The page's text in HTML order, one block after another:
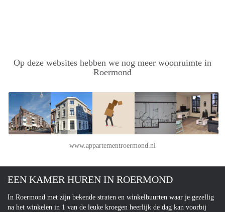
Op deze websites hebben we nog meer woonruimte in
Roermond
www.appartementroermond.nl
EEN KAMER HUREN IN ROERMOND
In Roermond met zijn bekende straten en winkelbuurten waar je gezellig
na het winkelen in 1 van de leuke kroegen heerlijk de dag kan voorbij